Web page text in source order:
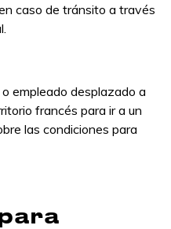
caso de tránsito a través
empleado desplazado a
francés para ir a un
las condiciones para